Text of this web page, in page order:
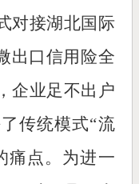
对接湖北国际
出口信用险全
企业足不出户
传统模式“流
痛点。为进一